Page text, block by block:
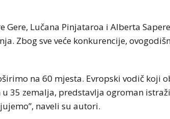
Lučana Pinjataroa i Alberta
Zbog sve veće konkurencije,
na 60 mjesta. Evropski vodič koji
35 zemalja, predstavlja ogroman
naveli su autori.